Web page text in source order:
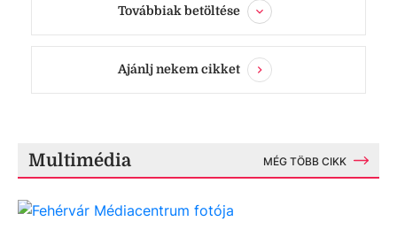
Továbbiak betöltése
Ajánlj nekem cikket
Multimédia MÉG TÖBB CIKK